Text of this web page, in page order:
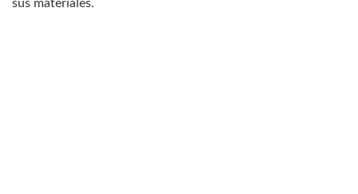
sus materiales.